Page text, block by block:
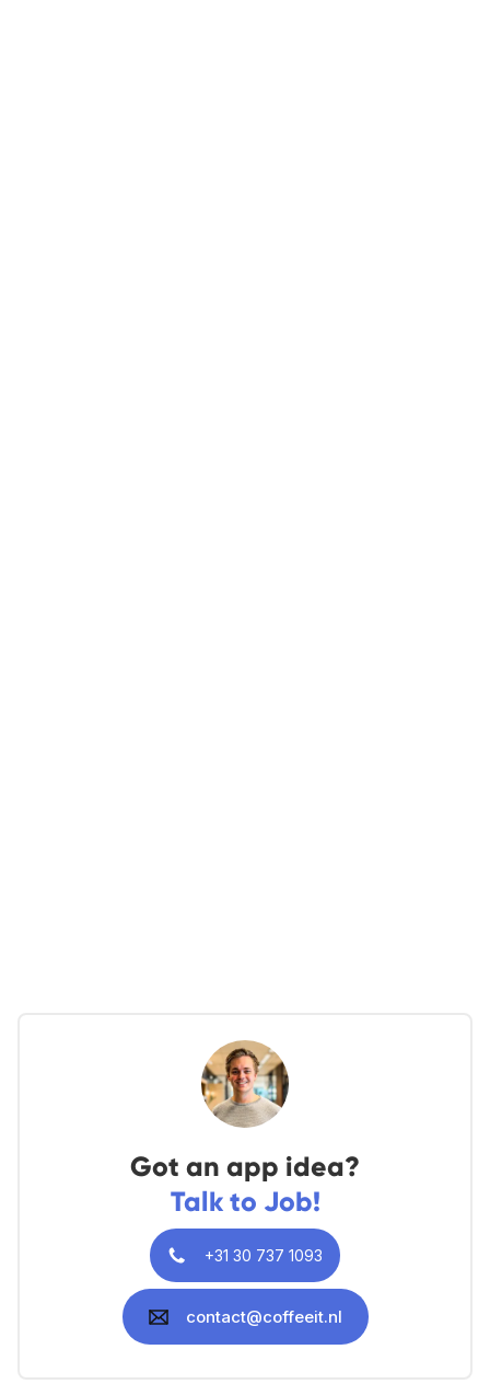
Got an app idea?
Talk to Job!
+31 30 737 1093
contact@coffeeit.nl